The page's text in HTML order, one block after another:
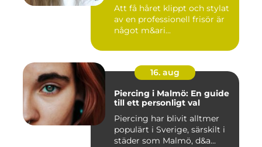
Att få håret klippt och stylat
av en professionell frisör är
något m&ari...
16. aug
Piercing i Malmö: En guide
till ett personligt val
Piercing har blivit alltmer
populärt i Sverige, särskilt i
städer som Malmö, d&a...